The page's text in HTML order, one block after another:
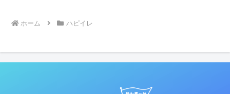
ホーム ハピイレ